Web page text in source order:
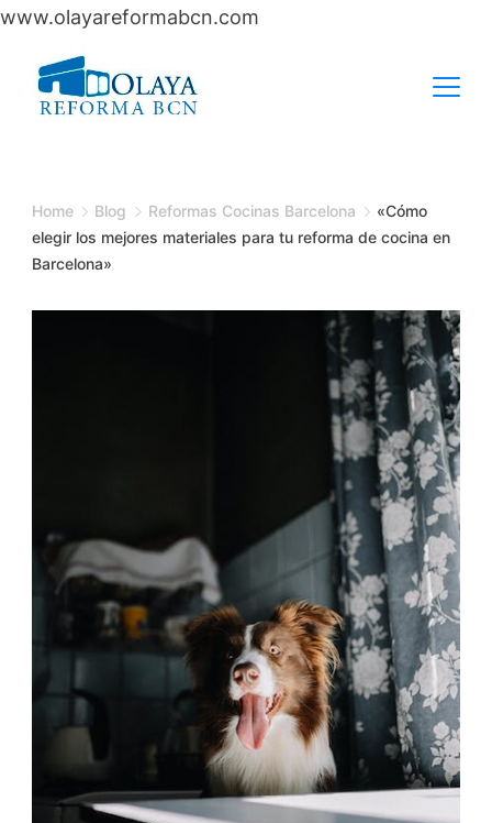
www.olayareformabcn.com
content
Home Blog Reformas Cocinas Barcelona
«Cómo
elegir los mejores materiales para tu reforma de cocina en
Barcelona»